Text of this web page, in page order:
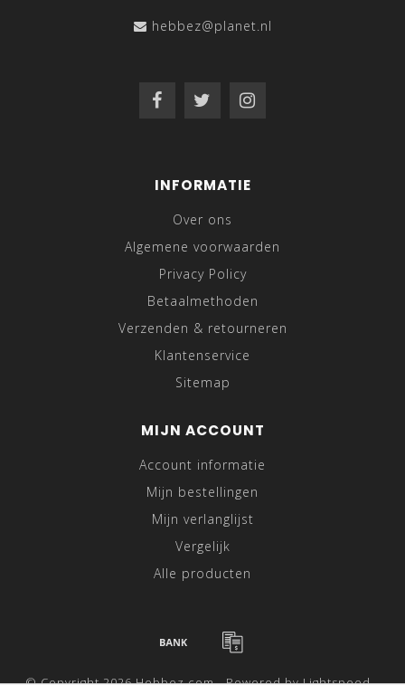
hebbez@planet.nl
INFORMATIE
Over ons
Algemene voorwaarden
Privacy Policy
Betaalmethoden
Verzenden & retourneren
Klantenservice
Sitemap
MIJN ACCOUNT
Account informatie
Mijn bestellingen
Mijn verlanglijst
Vergelijk
Alle producten